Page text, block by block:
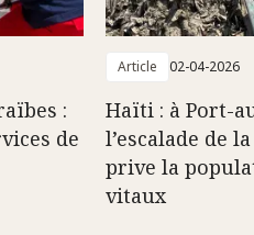
:
de
Article 02-04-2026
Haïti : à Port-
l’escalade de
prive la
vitaux